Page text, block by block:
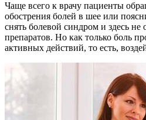
Чаще всего к врачу пациенты
обострения болей в шее или
снять болевой синдром и здесь не
препаратов. Но как только боль
активных действий, то есть,